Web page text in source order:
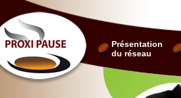
Présentation
du réseau